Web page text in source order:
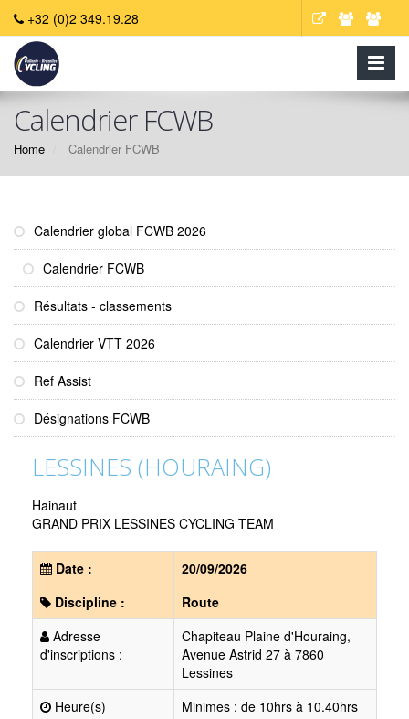
+32 (0)2 349.19.28
Calendrier FCWB
Home Calendrier FCWB
Calendrier global FCWB 2026
Calendrier FCWB
Résultats - classements
Calendrier VTT 2026
Ref Assist
Désignations FCWB
LESSINES (HOURAING)
Hainaut
GRAND PRIX LESSINES CYCLING TEAM
Date :
20/09/2026
Discipline :
Route
Adresse
d'inscriptions :
Chapiteau Plaine d'Houraing,
Avenue Astrid 27 à 7860
Lessines
Heure(s)
Minimes : de 10hrs à 10.40hrs